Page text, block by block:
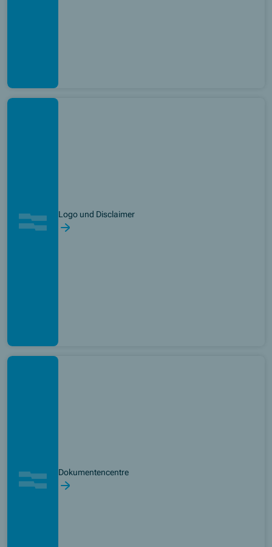
Logo und Disclaimer
Dokumentencentre